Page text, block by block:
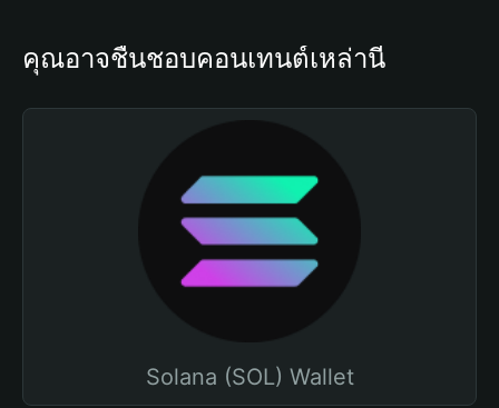
คุณอาจชื่นชอบคอนเทนต์เหล่านี้
Solana (SOL) Wallet